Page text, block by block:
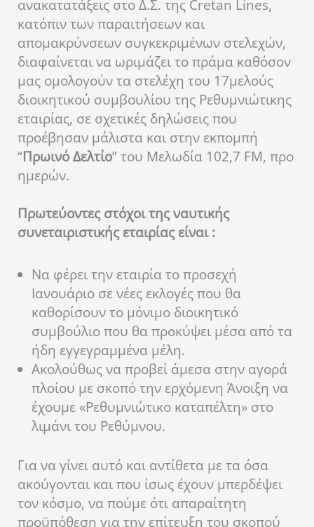
ανακατατάξεις στο Δ.Σ. της Cretan Lines,
κατόπιν των παραιτήσεων και
απομακρύνσεων συγκεκριμένων στελεχών,
διαφαίνεται να ωριμάζει το πράμα καθόσον
μας ομολογούν τα στελέχη του 17μελούς
διοικητικού συμβουλίου της Ρεθυμνιώτικης
εταιρίας, σε σχετικές δηλώσεις που
προέβησαν μάλιστα και στην εκπομπή
“Πρωινό Δελτίο” του Μελωδία 102,7 FM, προ
ημερών.
Πρωτεύοντες στόχοι της ναυτικής
συνεταιριστικής εταιρίας είναι :
Να φέρει την εταιρία το προσεχή
Ιανουάριο σε νέες εκλογές που θα
καθορίσουν το μόνιμο διοικητικό
συμβούλιο που θα προκύψει μέσα από τα
ήδη εγγεγραμμένα μέλη.
Ακολούθως να προβεί άμεσα στην αγορά
πλοίου με σκοπό την ερχόμενη Άνοιξη να
έχουμε «Ρεθυμνιώτικο καταπέλτη» στο
λιμάνι του Ρεθύμνου.
Για να γίνει αυτό και αντίθετα με τα όσα
ακούγονται και που ίσως έχουν μπερδέψει
τον κόσμο, να πούμε ότι απαραίτητη
προϋπόθεση για την επίτευξη του σκοπού